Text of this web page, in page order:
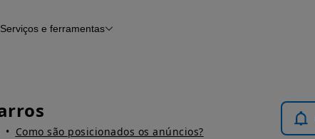
Serviços e ferramentas
Como são posicionados os anúncios?